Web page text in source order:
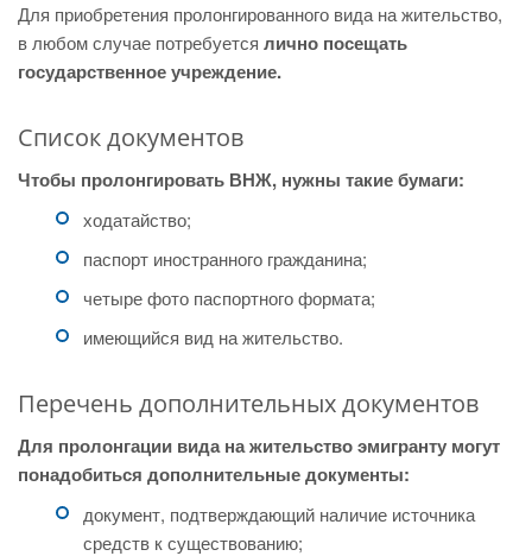
Для приобретения пролонгированного вида на жительство,
в любом случае потребуется лично посещать
государственное учреждение.
Список документов
Чтобы пролонгировать ВНЖ, нужны такие бумаги:
ходатайство;
паспорт иностранного гражданина;
четыре фото паспортного формата;
имеющийся вид на жительство.
Перечень дополнительных документов
Для пролонгации вида на жительство эмигранту могут
понадобиться дополнительные документы:
документ, подтверждающий наличие источника
средств к существованию;